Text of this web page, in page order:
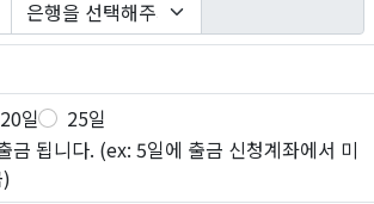
20일
25일
금 됩니다. (ex: 5일에 출금 신청계좌에서 미